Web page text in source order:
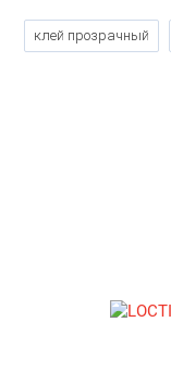
клей прозрачный